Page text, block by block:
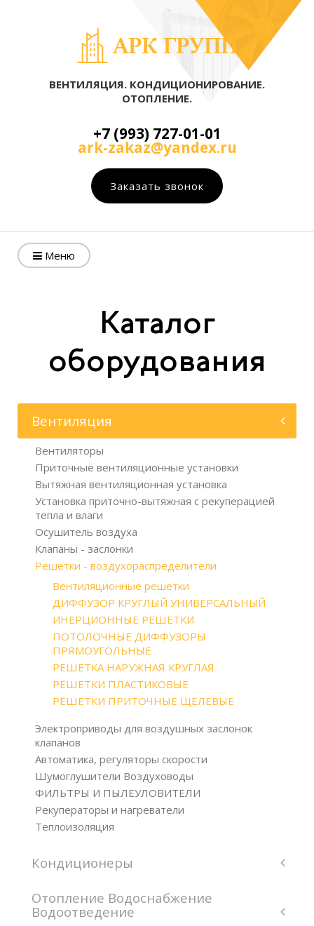
ВЕНТИЛЯЦИЯ. КОНДИЦИОНИРОВАНИЕ.
ОТОПЛЕНИЕ.
+7 (993) 727-01-01
ark-zakaz@yandex.ru
Заказать звонок
Меню
Каталог
оборудования
Вентиляция
Вентиляторы
Приточные вентиляционные установки
Вытяжная вентиляционная установка
Установка приточно-вытяжная с рекуперацией
тепла и влаги
Осушитель воздуха
Клапаны - заслонки
Решетки - воздухораспределители
Вентиляционные решетки
ДИФФУЗОР КРУГЛЫЙ УНИВЕРСАЛЬНЫЙ
ИНЕРЦИОННЫЕ РЕШЕТКИ
ПОТОЛОЧНЫЕ ДИФФУЗОРЫ
ПРЯМОУГОЛЬНЫЕ
РЕШЕТКА НАРУЖНАЯ КРУГЛАЯ
РЕШЕТКИ ПЛАСТИКОВЫЕ
РЕШЕТКИ ПРИТОЧНЫЕ ЩЕЛЕВЫЕ
Электроприводы для воздушных заслонок
клапанов
Автоматика, регуляторы скорости
Шумоглушители Воздуховоды
ФИЛЬТРЫ И ПЫЛЕУЛОВИТЕЛИ
Рекуператоры и нагреватели
Теплоизоляция
Кондиционеры
Отопление Водоснабжение
Водоотведение